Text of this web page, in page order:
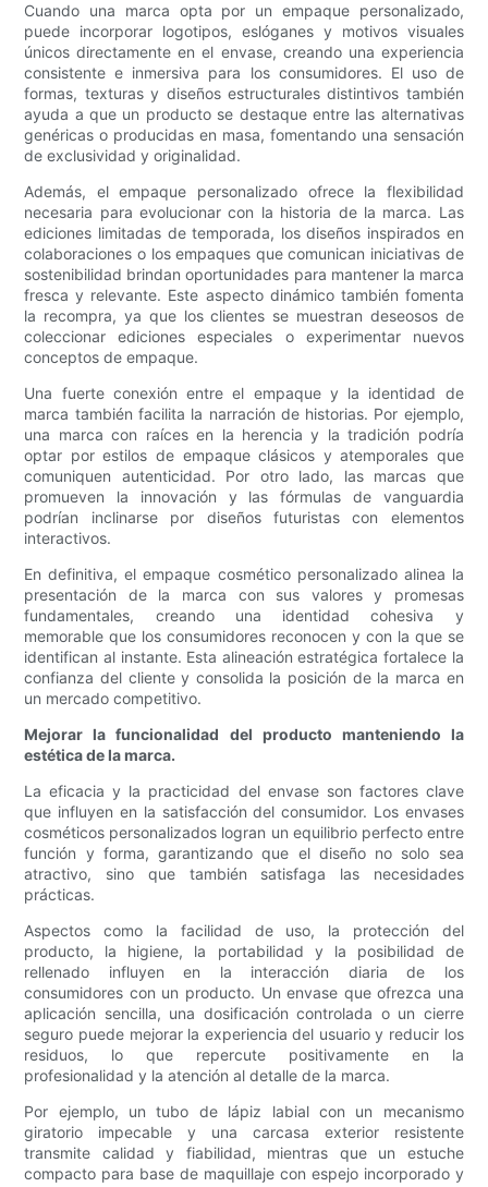
Cuando una marca opta por un empaque personalizado,
puede incorporar logotipos, eslóganes y motivos visuales
únicos directamente en el envase, creando una experiencia
consistente e inmersiva para los consumidores. El uso de
formas, texturas y diseños estructurales distintivos también
ayuda a que un producto se destaque entre las alternativas
genéricas o producidas en masa, fomentando una sensación
de exclusividad y originalidad.
Además, el empaque personalizado ofrece la flexibilidad
necesaria para evolucionar con la historia de la marca. Las
ediciones limitadas de temporada, los diseños inspirados en
colaboraciones o los empaques que comunican iniciativas de
sostenibilidad brindan oportunidades para mantener la marca
fresca y relevante. Este aspecto dinámico también fomenta
la recompra, ya que los clientes se muestran deseosos de
coleccionar ediciones especiales o experimentar nuevos
conceptos de empaque.
Una fuerte conexión entre el empaque y la identidad de
marca también facilita la narración de historias. Por ejemplo,
una marca con raíces en la herencia y la tradición podría
optar por estilos de empaque clásicos y atemporales que
comuniquen autenticidad. Por otro lado, las marcas que
promueven la innovación y las fórmulas de vanguardia
podrían inclinarse por diseños futuristas con elementos
interactivos.
En definitiva, el empaque cosmético personalizado alinea la
presentación de la marca con sus valores y promesas
fundamentales, creando una identidad cohesiva y
memorable que los consumidores reconocen y con la que se
identifican al instante. Esta alineación estratégica fortalece la
confianza del cliente y consolida la posición de la marca en
un mercado competitivo.
Mejorar la funcionalidad del producto manteniendo la
estética de la marca.
La eficacia y la practicidad del envase son factores clave
que influyen en la satisfacción del consumidor. Los envases
cosméticos personalizados logran un equilibrio perfecto entre
función y forma, garantizando que el diseño no solo sea
atractivo, sino que también satisfaga las necesidades
prácticas.
Aspectos como la facilidad de uso, la protección del
producto, la higiene, la portabilidad y la posibilidad de
rellenado influyen en la interacción diaria de los
consumidores con un producto. Un envase que ofrezca una
aplicación sencilla, una dosificación controlada o un cierre
seguro puede mejorar la experiencia del usuario y reducir los
residuos, lo que repercute positivamente en la
profesionalidad y la atención al detalle de la marca.
Por ejemplo, un tubo de lápiz labial con un mecanismo
giratorio impecable y una carcasa exterior resistente
transmite calidad y fiabilidad, mientras que un estuche
compacto para base de maquillaje con espejo incorporado y